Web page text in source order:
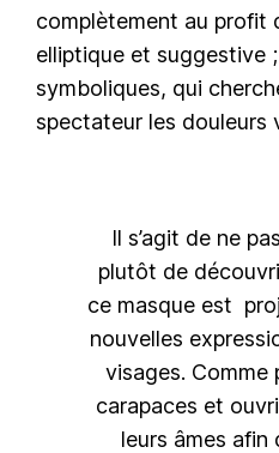
complètement au profit
elliptique et suggestive
symboliques, qui
spectateur les douleurs
Il s’agit de ne
plutôt de
ce masque est
nouvelles
visages. Comme
carapaces et
leurs âmes afin